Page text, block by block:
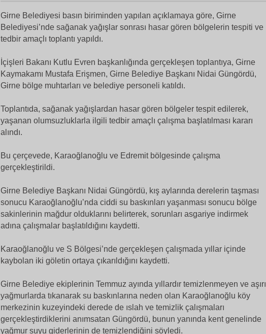
Girne Belediyesi basın biriminden yapılan açıklamaya göre, Girne
Belediyesi’nde sağanak yağışlar sonrası hasar gören bölgelerin tespiti ve
tedbir amaçlı toplantı yapıldı.
İçişleri Bakanı Kutlu Evren başkanlığında gerçekleşen toplantıya, Girne
Kaymakamı Mustafa Erişmen, Girne Belediye Başkanı Nidai Güngördü,
Girne bölge muhtarları ve belediye personeli katıldı.
Toplantıda, sağanak yağışlardan hasar gören bölgeler tespit edilerek,
yaşanan olumsuzluklarla ilgili tedbir amaçlı çalışma başlatılması kararı
alındı.
Bu çerçevede, Karaoğlanoğlu ve Edremit bölgesinde çalışma
gerçekleştirildi.
Girne Belediye Başkanı Nidai Güngördü, kış aylarında derelerin taşması
sonucu Karaoğlanoğlu’nda ciddi su baskınları yaşanması sonucu bölge
sakinlerinin mağdur olduklarını belirterek, sorunları asgariye indirmek
adına çalışmalar başlatıldığını kaydetti.
Karaoğlanoğlu ve S Bölgesi’nde gerçekleşen çalışmada yıllar içinde
kaybolan iki göletin ortaya çıkarıldığını kaydetti.
Girne Belediye ekiplerinin Temmuz ayında yıllardır temizlenmeyen ve aşırı
yağmurlarda tıkanarak su baskınlarına neden olan Karaoğlanoğlu köy
merkezinin kuzeyindeki derede de ıslah ve temizlik çalışmaları
gerçekleştirdiklerini anımsatan Güngördü, bunun yanında kent genelinde
yağmur suyu giderlerinin de temizlendiğini söyledi.